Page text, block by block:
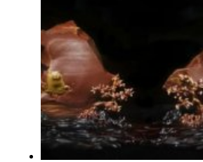
了，但
费却莫
不知道是